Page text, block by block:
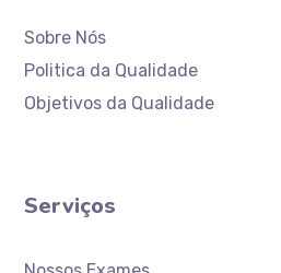
Sobre Nós
Politica da Qualidade
Objetivos da Qualidade
Serviços